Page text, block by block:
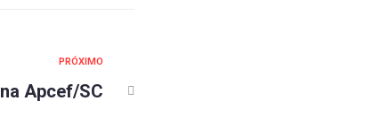
PRÓXIMO
Apcef/SC